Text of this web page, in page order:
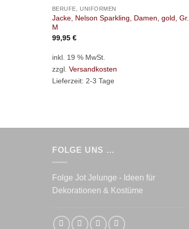
BERUFE, UNIFORMEN
Jacke, Nelson Sparkling, Damen, gold, Gr.
M
99,95 €
inkl. 19 % MwSt.
zzgl. Versandkosten
Lieferzeit: 2-3 Tage
FOLGE UNS …
Folge Jot Jelunge - Ideen für
Dekorationen & Kostüme